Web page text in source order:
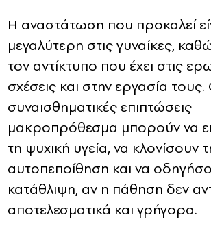
Η αναστάτωση που προκαλεί
μεγαλύτερη στις γυναίκες,
τον αντίκτυπο που έχει στις
σχέσεις και στην εργασία τους.
συναισθηματικές επιπτώσεις
μακροπρόθεσμα μπορούν να
τη ψυχική υγεία, να κλονίσουν
αυτοπεποίθηση και να
κατάθλιψη, αν η πάθηση δεν
αποτελεσματικά και γρήγορα.